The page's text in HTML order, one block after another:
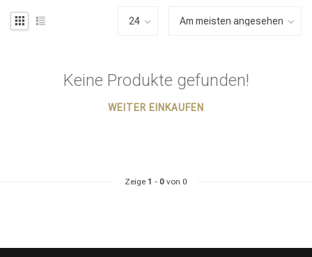
Keine Produkte gefunden!
WEITER EINKAUFEN
Zeige 1 - 0 von 0